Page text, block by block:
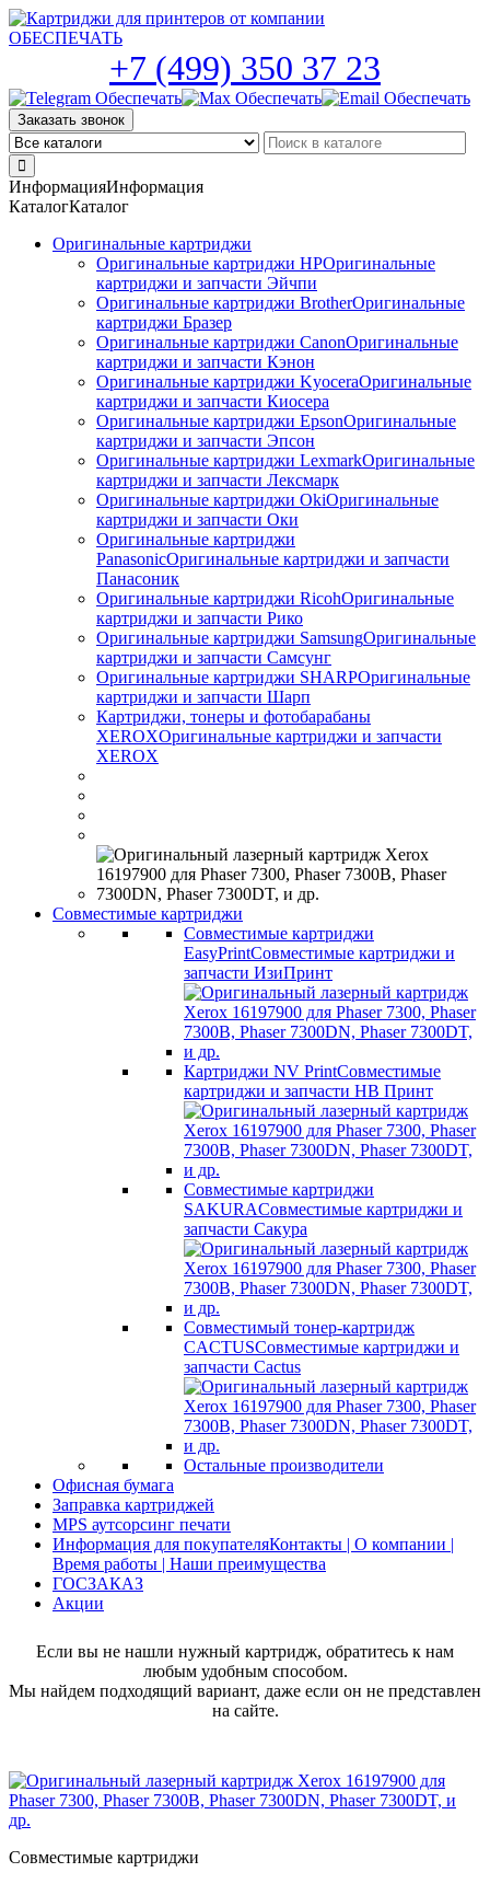
Skip
to
+7 (499) 350 37 23
Заказать звонок
ИнформацияИнформация
КаталогКаталог
Оригинальные картриджи
Оригинальные картриджи HPОригинальные
картриджи и запчасти Эйчпи
Оригинальные картриджи BrotherОригинальные
картриджи Бразер
Оригинальные картриджи CanonОригинальные
картриджи и запчасти Кэнон
Оригинальные картриджи KyoceraОригинальные
картриджи и запчасти Киосера
Оригинальные картриджи EpsonОригинальные
картриджи и запчасти Эпсон
Оригинальные картриджи LexmarkОригинальные
картриджи и запчасти Лексмарк
Оригинальные картриджи ОkiОригинальные
картриджи и запчасти Оки
Оригинальные картриджи
PanasonicОригинальные картриджи и запчасти
Панасоник
Оригинальные картриджи RicohОригинальные
картриджи и запчасти Рико
Оригинальные картриджи SamsungОригинальные
картриджи и запчасти Самсунг
Оригинальные картриджи SHARPОригинальные
картриджи и запчасти Шарп
Картриджи, тонеры и фотобарабаны
XEROXОригинальные картриджи и запчасти
XEROX
Совместимые картриджи
Совместимые картриджи
EasyPrintСовместимые картриджи и
запчасти ИзиПринт
Картриджи NV PrintСовместимые
картриджи и запчасти НВ Принт
Совместимые картриджи
SAKURAСовместимые картриджи и
запчасти Сакура
Совместимый тонер-картридж
CACTUSСовместимые картриджи и
запчасти Cactus
Остальные производители
Офисная бумага
Заправка картриджей
MPS аутсорсинг печати
Информация для покупателяКонтакты | О компании |
Время работы | Наши преимущества
ГОСЗАКАЗ
Акции
Если вы не нашли нужный картридж, обратитесь к нам
любым удобным способом.
Мы найдем подходящий вариант, даже если он не представлен
на сайте.
Совместимые картриджи